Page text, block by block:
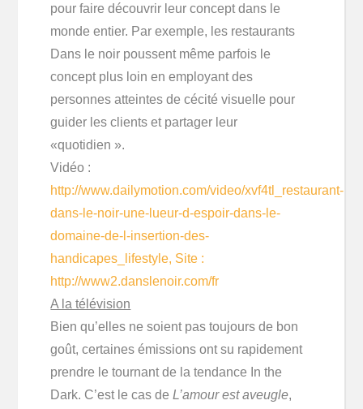
pour faire découvrir leur concept dans le
monde entier. Par exemple, les restaurants
Dans le noir poussent même parfois le
concept plus loin en employant des
personnes atteintes de cécité visuelle pour
guider les clients et partager leur
«quotidien ».
Vidéo :
http://www.dailymotion.com/video/xvf4tl_restaurant-
dans-le-noir-une-lueur-d-espoir-dans-le-
domaine-de-l-insertion-des-
handicapes_lifestyle, Site :
http://www2.danslenoir.com/fr
A la télévision
Bien qu’elles ne soient pas toujours de bon
goût, certaines émissions ont su rapidement
prendre le tournant de la tendance In the
Dark. C’est le cas deL’amour est aveugle,